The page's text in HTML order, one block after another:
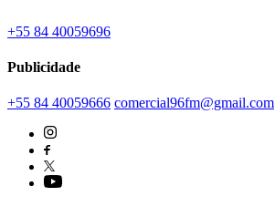
+55 84 40059696
Publicidade
+55 84 40059666 comercial96fm@gmail.com